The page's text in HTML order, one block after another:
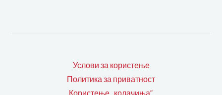
Услови за користење
Политика за приватност
Користење „колачиња“